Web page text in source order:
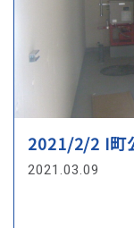
2021/2/2 I町
2021.03.09
5.個人情報
開示請求者（
示等に要する
負担頂くことと